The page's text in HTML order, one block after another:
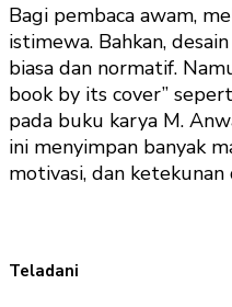
Bagi pembaca awam,
istimewa. Bahkan,
biasa dan normatif.
book by its cover”
pada buku karya M.
ini menyimpan banyak
motivasi, dan
Teladani